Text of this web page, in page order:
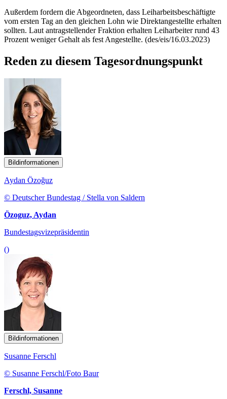
Außerdem fordern die Abgeordneten, dass Leiharbeitsbeschäftigte
vom ersten Tag an den gleichen Lohn wie Direktangestellte erhalten
sollten. Laut antragstellender Fraktion erhalten Leiharbeiter rund 43
Prozent weniger Gehalt als fest Angestellte. (des/eis/16.03.2023)
Reden zu diesem Tagesordnungspunkt
Bildinformationen
Aydan Özoğuz
© Deutscher Bundestag / Stella von Saldern
Özoguz, Aydan
Bundestagsvizepräsidentin
()
Bildinformationen
Susanne Ferschl
© Susanne Ferschl/Foto Baur
Ferschl, Susanne